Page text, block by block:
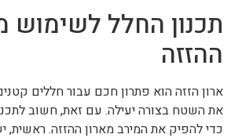
תכנון החלל לשימוש
ההזזה
ארון הזזה הוא פתרון חכם עבור חללים
את השטח בצורה יעילה. עם זאת, חשוב
כדי להפיק את המירב מארון ההזזה. ראשית,